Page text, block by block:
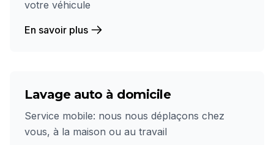
votre véhicule
En savoir plus
Lavage auto à domicile
Service mobile: nous nous déplaçons chez
vous, à la maison ou au travail